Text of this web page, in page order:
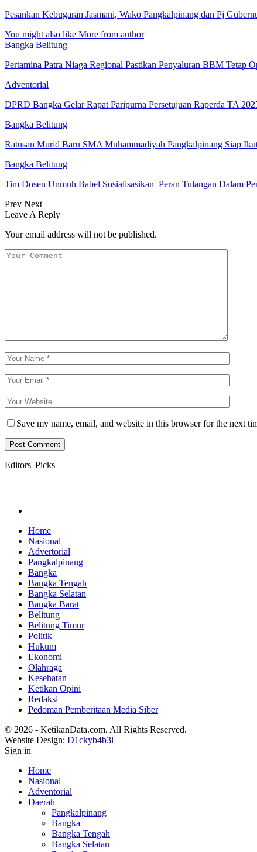
Pesankan Kebugaran Jasmani, Wako Pangkalpinang dan Pj
You might also like More from author
Bangka Belitung
Pertamina Patra Niaga Regional Pastikan Penyaluran BBM Tetap
Adventorial
DPRD Bangka Gelar Rapat Paripurna Persetujuan Raperda TA
Bangka Belitung
Ratusan Murid Baru SMA Muhammadiyah Pangkalpinang Siap
Bangka Belitung
Tim Dosen Unmuh Babel Sosialisasikan Peran Tulangan Dalam
Prev Next
Leave A Reply
Your email address will not be published.
Save my name, email, and website in this browser for the next
Editors' Picks
Home
Nasional
Advertorial
Pangkalpinang
Bangka
Bangka Tengah
Bangka Selatan
Bangka Barat
Belitung
Belitung Timur
Politik
Hukum
Ekonomi
Olahraga
Kesehatan
Ketikan Opini
Redaksi
Pedoman Pemberitaan Media Siber
© 2026 - KetikanData.com. All Rights Reserved.
Website Design: D1ckyb4b3l
Sign in
Home
Nasional
Adventorial
Daerah
Pangkalpinang
Bangka
Bangka Tengah
Bangka Selatan